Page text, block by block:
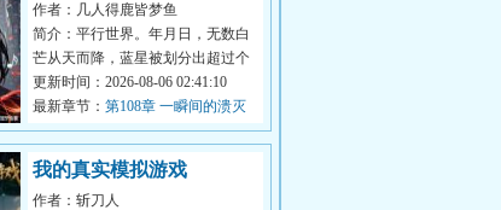
作者：几人得鹿皆梦鱼
简介：平行世界。年月日，无数白
芒从天而降，蓝星被划分出超过个
区块。全球异变。每月第一天凌
晨，将会随...
更新时间：2026-08-06 02:41:10
最新章节： 第108章 一瞬间的溃灭
我的真实模拟游戏
作者：斩刀人